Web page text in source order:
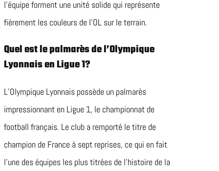
l’équipe forment une unité solide qui représente
fièrement les couleurs de l’OL sur le terrain.
Quel est le palmarès de l’Olympique
Lyonnais en Ligue 1?
L’Olympique Lyonnais possède un palmarès
impressionnant en Ligue 1, le championnat de
football français. Le club a remporté le titre de
champion de France à sept reprises, ce qui en fait
l’une des équipes les plus titrées de l’histoire de la